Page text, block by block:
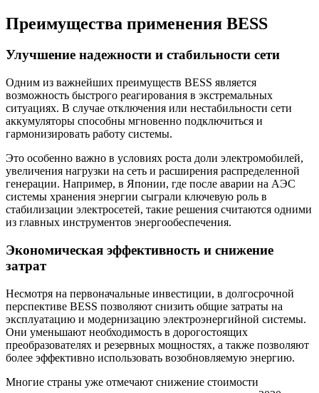
Преимущества применения BESS
Улучшение надежности и стабильности сети
Одним из важнейших преимуществ BESS является
возможность быстрого реагирования в экстремальных
ситуациях. В случае отключения или нестабильности сети
аккумуляторы способны мгновенно подключиться и
гармонизировать работу системы.
Это особенно важно в условиях роста доли электромобилей,
увеличения нагрузки на сеть и расширения распределенной
генерации. Например, в Японии, где после аварии на АЭС
системы хранения энергии сыграли ключевую роль в
стабилизации электросетей, такие решения считаются одними
из главных инструментов энергообеспечения.
Экономическая эффективность и снижение
затрат
Несмотря на первоначальные инвестиции, в долгосрочной
перспективе BESS позволяют снизить общие затраты на
эксплуатацию и модернизацию электроэнергийной системы.
Они уменьшают необходимость в дорогостоящих
преобразователях и резервных мощностях, а также позволяют
более эффективно использовать возобновляемую энергию.
Многие страны уже отмечают снижение стоимости